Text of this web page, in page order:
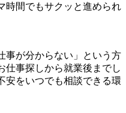
時間でもサクッと進められ
事が分からない」という方
仕事探しから就業後までし
安をいつでも相談できる環